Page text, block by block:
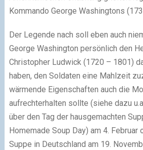
Kommando George Washingtons
Der Legende nach soll eben auch
George Washington persönlich den
Christopher Ludwick (1720 – 1801)
haben, den Soldaten eine Mahlzeit
wärmende Eigenschaften auch die
aufrechterhalten sollte (siehe dazu
über den Tag der hausgemachten
Homemade Soup Day) am 4. Februar
Suppe in Deutschland am 19.